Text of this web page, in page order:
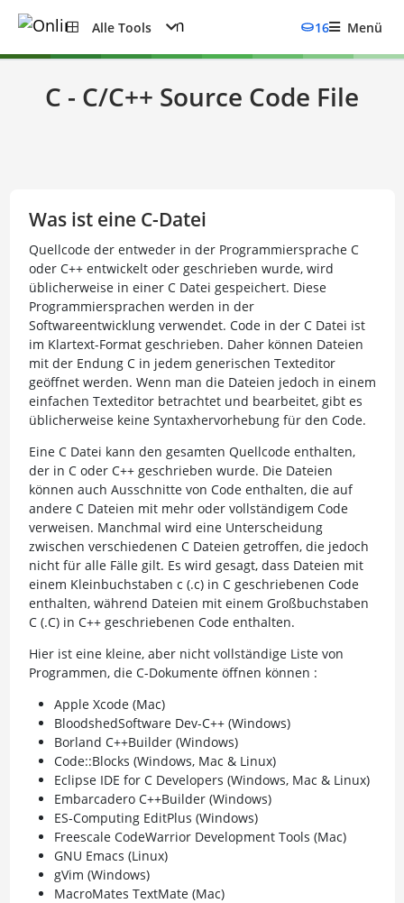
Alle Tools 16 Menü
C - C/C++ Source Code File
Was ist eine C-Datei
Quellcode der entweder in der Programmiersprache C
oder C++ entwickelt oder geschrieben wurde, wird
üblicherweise in einer C Datei gespeichert. Diese
Programmiersprachen werden in der
Softwareentwicklung verwendet. Code in der C Datei ist
im Klartext-Format geschrieben. Daher können Dateien
mit der Endung C in jedem generischen Texteditor
geöffnet werden. Wenn man die Dateien jedoch in einem
einfachen Texteditor betrachtet und bearbeitet, gibt es
üblicherweise keine Syntaxhervorhebung für den Code.
Eine C Datei kann den gesamten Quellcode enthalten,
der in C oder C++ geschrieben wurde. Die Dateien
können auch Ausschnitte von Code enthalten, die auf
andere C Dateien mit mehr oder vollständigem Code
verweisen. Manchmal wird eine Unterscheidung
zwischen verschiedenen C Dateien getroffen, die jedoch
nicht für alle Fälle gilt. Es wird gesagt, dass Dateien mit
einem Kleinbuchstaben c (.c) in C geschriebenen Code
enthalten, während Dateien mit einem Großbuchstaben
C (.C) in C++ geschriebenen Code enthalten.
Hier ist eine kleine, aber nicht vollständige Liste von
Programmen, die C-Dokumente öffnen können :
Apple Xcode (Mac)
BloodshedSoftware Dev-C++ (Windows)
Borland C++Builder (Windows)
Code::Blocks (Windows, Mac & Linux)
Eclipse IDE for C Developers (Windows, Mac & Linux)
Embarcadero C++Builder (Windows)
ES-Computing EditPlus (Windows)
Freescale CodeWarrior Development Tools (Mac)
GNU Emacs (Linux)
gVim (Windows)
MacroMates TextMate (Mac)